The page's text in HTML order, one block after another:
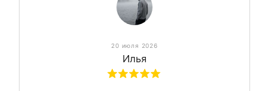
20 июля 2026
Илья